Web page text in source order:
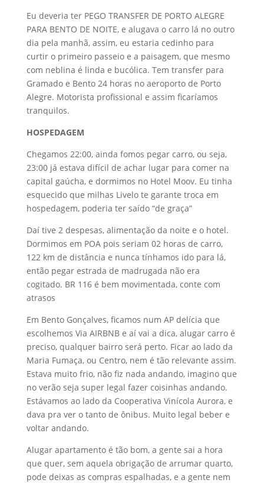
Eu deveria ter PEGO TRANSFER DE PORTO ALEGRE
PARA BENTO DE NOITE, e alugava o carro lá no outro
dia pela manhã, assim, eu estaria cedinho para
curtir o primeiro passeio e a paisagem, que mesmo
com neblina é linda e bucólica. Tem transfer para
Gramado e Bento 24 horas no aeroporto de Porto
Alegre. Motorista profissional e assim ficaríamos
tranquilos.
HOSPEDAGEM
Chegamos 22:00, ainda fomos pegar carro, ou seja,
23:00 já estava difícil de achar lugar para comer na
capital gaúcha, e dormimos no Hotel Moov. Eu tinha
esquecido que milhas Livelo te garante troca em
hospedagem, poderia ter saído “de graça”
Daí tive 2 despesas, alimentação da noite e o hotel.
Dormimos em POA pois seriam 02 horas de carro,
122 km de distância e nunca tínhamos ido para lá,
então pegar estrada de madrugada não era
cogitado. BR 116 é bem movimentada, conte com
atrasos
Em Bento Gonçalves, ficamos num AP delícia que
escolhemos Via AIRBNB e aí vai a dica, alugar carro é
preciso, qualquer bairro será perto. Ficar ao lado da
Maria Fumaça, ou Centro, nem é tão relevante assim.
Estava muito frio, não fiz nada andando, imagino que
no verão seja super legal fazer coisinhas andando.
Estávamos ao lado da Cooperativa Vinícola Aurora, e
dava pra ver o tanto de ônibus. Muito legal beber e
voltar andando.
Alugar apartamento é tão bom, a gente sai a hora
que quer, sem aquela obrigação de arrumar quarto,
pode deixas as compras espalhadas, e a gente nem